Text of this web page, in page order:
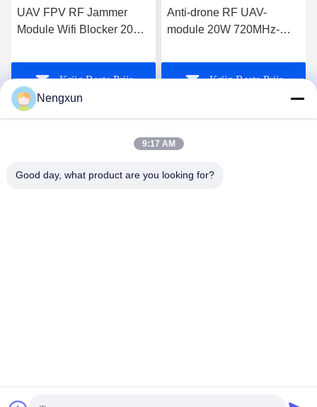
UAV FPV RF Jammer
Module Wifi Blocker 20W
Krijg Beste Prijs
Anti-drone RF UAV-
module 20W 720MHz-
Drone Wifi Bluetooth
JammerKrijg Beste Prijs
Nengxun Communication Technology Co.,Ltd.
Nengxun
9:17 AM
Good day, what product are you looking for?